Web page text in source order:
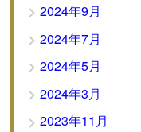
2024年9月
2024年7月
2024年5月
2024年3月
2023年11月